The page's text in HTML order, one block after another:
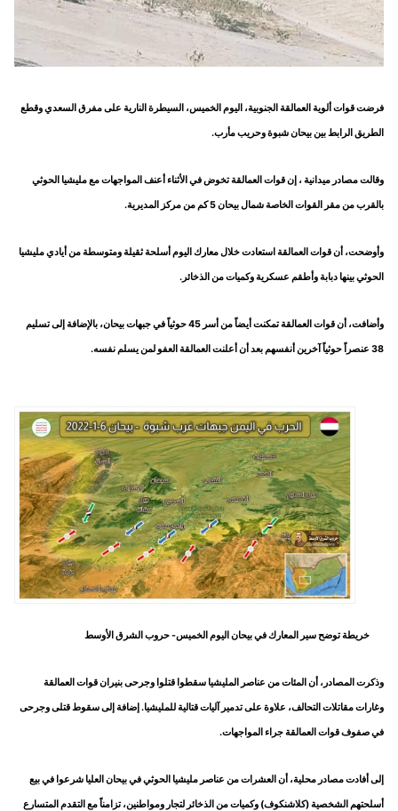
فرضت قوات ألوية العمالقة الجنوبية، اليوم الخميس، السيطرة النارية على مفرق السعدي وقطع
الطريق الرابط بين بيحان شبوة وحريب مأرب.
وقالت مصادر ميدانية ، إن قوات العمالقة تخوض في الأثناء أعنف المواجهات مع مليشيا الحوثي
بالقرب من مقر القوات الخاصة شمال بيحان 5 كم من مركز المديرية.
وأوضحت، أن قوات العمالقة استعادت خلال معارك اليوم أسلحة ثقيلة ومتوسطة من أيادي مليشيا
الحوثي بينها دبابة وأطقم عسكرية وكميات من الذخائر.
وأضافت، أن قوات العمالقة تمكنت أيضاً من أسر 45 حوثياً في جبهات بيحان، بالإضافة إلى تسليم
38 عنصراً حوثياً آخرين أنفسهم بعد أن أعلنت العمالقة العفو لمن يسلم نفسه.
خريطة توضح سير المعارك في بيحان اليوم الخميس- حروب الشرق الأوسط
وذكرت المصادر، أن المئات من عناصر المليشيا سقطوا قتلوا وجرحى بنيران قوات العمالقة
وغارات مقاتلات التحالف، علاوة على تدمير آليات قتالية للمليشيا. إضافة إلى سقوط قتلى وجرحى
في صفوف قوات العمالقة جراء المواجهات.
إلى أفادت مصادر محلية، أن العشرات من عناصر مليشيا الحوثي في بيحان العليا شرعوا في بيع
أسلحتهم الشخصية (كلاشنكوف) وكميات من الذخائر لتجار ومواطنين، تزامناً مع التقدم المتسارع